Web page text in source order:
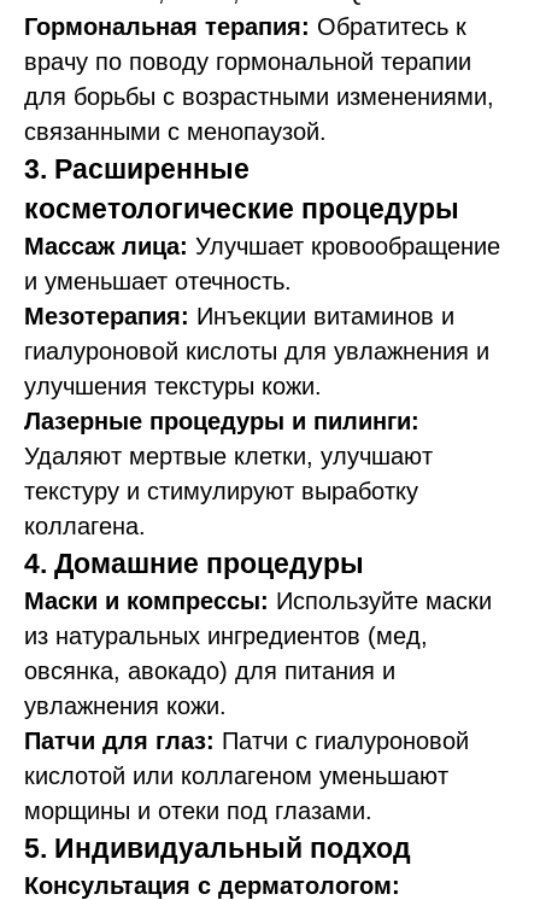
Гормональная терапия: Обратитесь к
врачу по поводу гормональной терапии
для борьбы с возрастными изменениями,
связанными с менопаузой.
3. Расширенные
косметологические процедуры
Массаж лица: Улучшает кровообращение
и уменьшает отечность.
Мезотерапия: Инъекции витаминов и
гиалуроновой кислоты для увлажнения и
улучшения текстуры кожи.
Лазерные процедуры и пилинги:
Удаляют мертвые клетки, улучшают
текстуру и стимулируют выработку
коллагена.
4. Домашние процедуры
Маски и компрессы: Используйте маски
из натуральных ингредиентов (мед,
овсянка, авокадо) для питания и
увлажнения кожи.
Патчи для глаз: Патчи с гиалуроновой
кислотой или коллагеном уменьшают
морщины и отеки под глазами.
5. Индивидуальный подход
Консультация с дерматологом: